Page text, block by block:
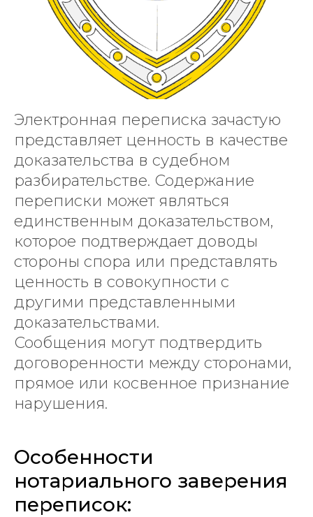
Электронная переписка зачастую
представляет ценность в качестве
доказательства в судебном
разбирательстве. Содержание
переписки может являться
единственным доказательством,
которое подтверждает доводы
стороны спора или представлять
ценность в совокупности с
другими представленными
доказательствами.
Сообщения могут подтвердить
договоренности между сторонами,
прямое или косвенное признание
нарушения.
Особенности
нотариального заверения
переписок: